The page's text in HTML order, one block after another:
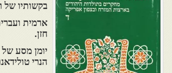
בקשותיו של
ארמית
חזן.
יומן מסע
הנרי